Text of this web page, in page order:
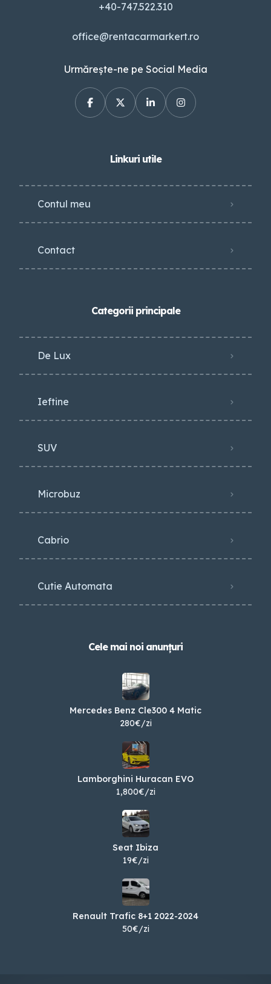
+40-747.522.310
office@rentacarmarkert.ro
Urmărește-ne pe Social Media
Linkuri utile
Contul meu
Contact
Categorii principale
De Lux
Ieftine
SUV
Microbuz
Cabrio
Cutie Automata
Cele mai noi anunțuri
Mercedes Benz Cle300 4 Matic
280€/zi
Lamborghini Huracan EVO
1,800€/zi
Seat Ibiza
19€/zi
Renault Trafic 8+1 2022-2024
50€/zi